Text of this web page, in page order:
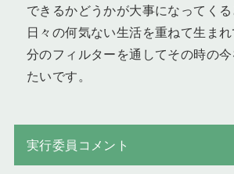
できるかどうかが大事になってくる
日々の何気ない生活を重ねて生ま
分のフィルターを通してその時の
たいです。
実行委員コメント